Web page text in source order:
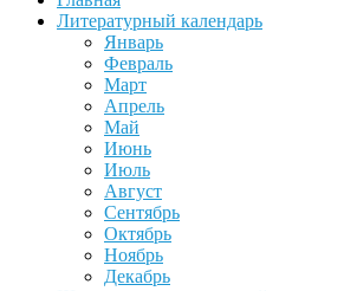
Литературный календарь
Январь
Февраль
Март
Апрель
Май
Июнь
Июль
Август
Сентябрь
Октябрь
Ноябрь
Декабрь